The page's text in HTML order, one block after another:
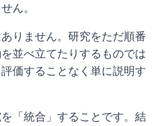
ん。
りません。研究をただ順番
並べ立てたりするものでは
価することなく単に説明す
「統合」することです。結